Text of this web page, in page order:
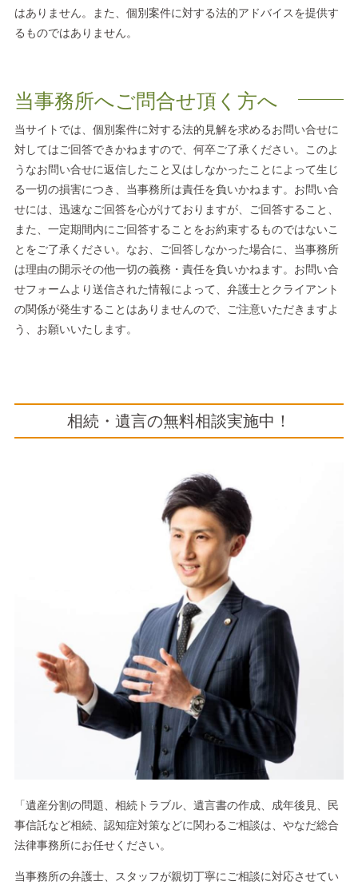
はありません。また、個別案件に対する法的アドバイスを提供す
るものではありません。
当事務所へご問合せ頂く方へ
当サイトでは、個別案件に対する法的見解を求めるお問い合せに
対してはご回答できかねますので、何卒ご了承ください。このよ
うなお問い合せに返信したこと又はしなかったことによって生じ
る一切の損害につき、当事務所は責任を負いかねます。お問い合
せには、迅速なご回答を心がけておりますが、ご回答すること、
また、一定期間内にご回答することをお約束するものではないこ
とをご了承ください。なお、ご回答しなかった場合に、当事務所
は理由の開示その他一切の義務・責任を負いかねます。お問い合
せフォームより送信された情報によって、弁護士とクライアント
の関係が発生することはありませんので、ご注意いただきますよ
う、お願いいたします。
相続・遺言の無料相談実施中！
「遺産分割の問題、相続トラブル、遺言書の作成、成年後見、民
事信託など相続、認知症対策などに関わるご相談は、やなだ総合
法律事務所にお任せください。
当事務所の弁護士、スタッフが親切丁寧にご相談に対応させてい